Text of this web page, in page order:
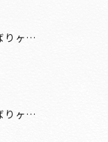
【西武池袋線ひばりヶ丘駅】から徒歩5分🚶
【西武池袋線ひばりヶ丘駅】から徒歩5分圏内🚶‍♀️！